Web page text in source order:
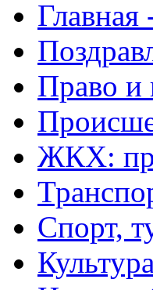
Главная
Право и
ЖКХ:
Спорт,